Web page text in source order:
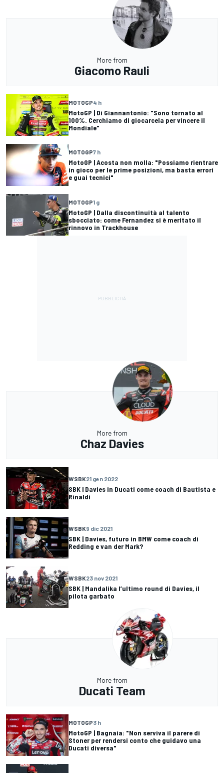
More from
Giacomo Rauli
MOTOGP4 h
MotoGP | Di Giannantonio: "Sono tornato al
100%. Cerchiamo di giocarcela per vincere il
Mondiale"
MOTOGP7 h
MotoGP | Acosta non molla: "Possiamo rientrare
in gioco per le prime posizioni, ma basta errori
e guai tecnici"
MOTOGP1 g
MotoGP | Dalla discontinuità al talento
sbocciato: come Fernandez si è meritato il
rinnovo in Trackhouse
More from
Chaz Davies
WSBK21 gen 2022
SBK | Davies in Ducati come coach di Bautista e
Rinaldi
WSBK9 dic 2021
SBK | Davies, futuro in BMW come coach di
Redding e van der Mark?
WSBK23 nov 2021
SBK | Mandalika l’ultimo round di Davies, il
pilota garbato
More from
Ducati Team
MOTOGP3 h
MotoGP | Bagnaia: "Non serviva il parere di
Stoner per rendersi conto che guidavo una
Ducati diversa"